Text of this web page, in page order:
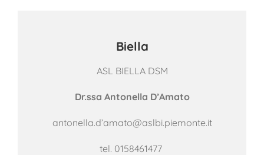
Biella
ASL BIELLA DSM
Dr.ssa Antonella D’Amato
antonella.d’amato@aslbi.piemonte.it
tel. 0158461477